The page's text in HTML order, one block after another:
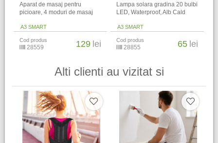
Aparat de masaj pentru
picioare, 4 moduri de masaj
A3 SMART
Cod produs
28559 129 lei
Lampa solara gradina 20 bulbi
LED, Waterproof, Alb Cald
A3 SMART
Cod produs
28855 65 lei
Alti clienti au vizitat si